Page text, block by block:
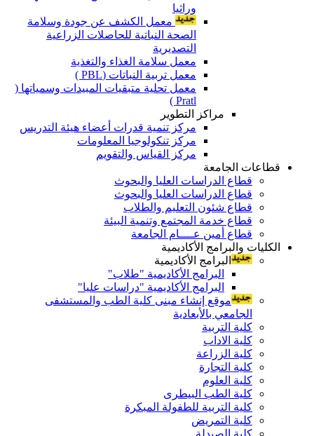
وراثيا
معمل الكشف عن جودة وسلامة
الصحة النباتية للحاصلات الزراعية
التصديرية
معمل سلامة الغذاء والتغذية
معمل تربية النباتات (PBL )
معمل تحلية متبقيات المبيدات وسمياتها (
Pratl )
مراكز التطوير
مركز تنمية قدرات أعضاء هيئة التدريس
مركز تنكولوجيا المعلومات
مركز القياس والتقويم
قطاعات الجامعة
قطاع الدراسات العليا والبحوث
قطاع الدراسات العليا والبحوث
قطاع شئون التعليم والطلاب
قطاع خدمة المجتمع وتنمية البيئة
قطاع أمين عــــام الجامعة
الكليات والبرامج الأكاديمية
البرامج الأكاديمية
البرامج الأكاديمية "طلاب"
البرامج الأكاديمية "دراسات عليا"
موقع إنشاء مبنى كلية الطب والمستشفى
الجامعي بالأبعادية
كلية التربية
كلية الاداب
كلية الزراعة
كلية التجارة
كلية العلوم
كلية الطب البيطرى
كلية التربية للطفولة المبكرة
كلية التمريض
كلية الصيدلة